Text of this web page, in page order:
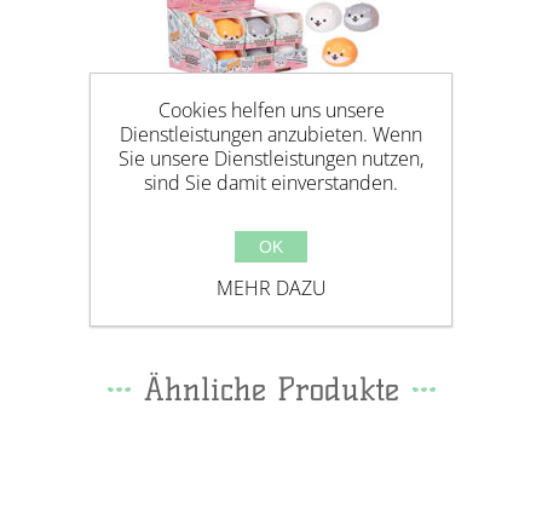
KAWAII KUTIES SQUISHY SHIBA,
7CM
Ähnliche Produkte
Cookies helfen uns unsere
Dienstleistungen anzubieten. Wenn
Sie unsere Dienstleistungen nutzen,
sind Sie damit einverstanden.
OK
MEHR DAZU